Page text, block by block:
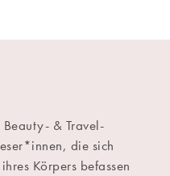
& Travel-
die sich
Körpers befassen